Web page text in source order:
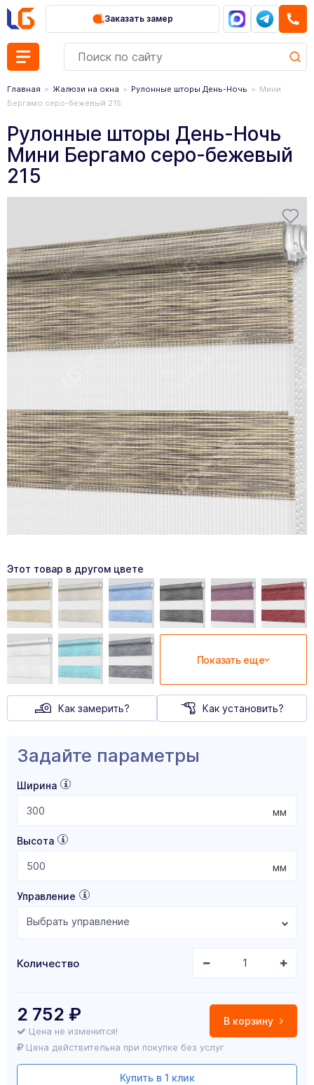
Заказать замер
Главная Жалюзи на окна Рулонные шторы День-Ночь
Мини
Бергамо серо-бежевый 215
Рулонные шторы День-Ночь
Мини Бергамо серо-бежевый
215
Этот товар в другом цвете
Показать еще
Как замерить? Как установить?
Задайте параметры
Ширина
мм
Высота
мм
Управление
Выбрать управление
Количество
В корзину
2 752 ₽
Цена не изменится!
Цена действительна при покупке без услуг
Купить в 1 клик